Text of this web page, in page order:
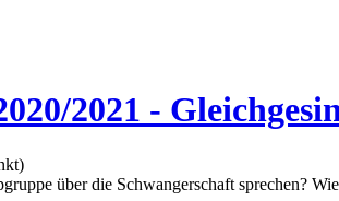
2021 -
über die Schwangerschaft sprechen?